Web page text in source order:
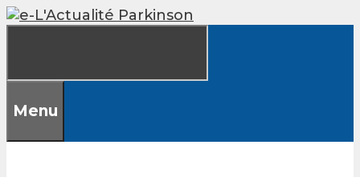
Skip
to
Menu